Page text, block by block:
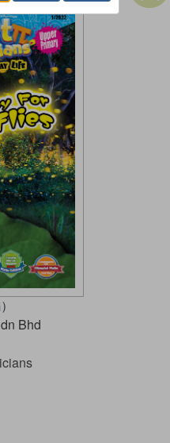
Bhd